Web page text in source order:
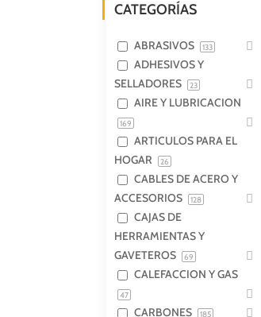
CATEGORÍAS
ABRASIVOS 133
ADHESIVOS Y
SELLADORES
23
AIRE Y LUBRICACION
169
ARTICULOS PARA EL
HOGAR
26
CABLES DE ACERO Y
ACCESORIOS
128
CAJAS DE
HERRAMIENTAS Y
GAVETEROS
69
CALEFACCION Y GAS
47
CARBONES 185